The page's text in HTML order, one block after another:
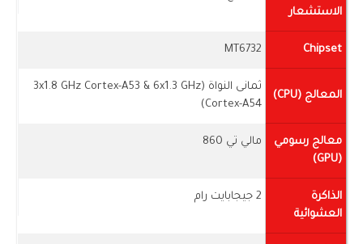
الاستشعار
Chipset
MT6732
المعالج (CPU)
ثمانى النواة (3x1.8 GHz Cortex-A53 & 6x1.3 GHz
Cortex-A54)
معالج رسومي
(GPU)
مالي تي 860
الذاكرة
العشوائية
2 جيجابايت رام